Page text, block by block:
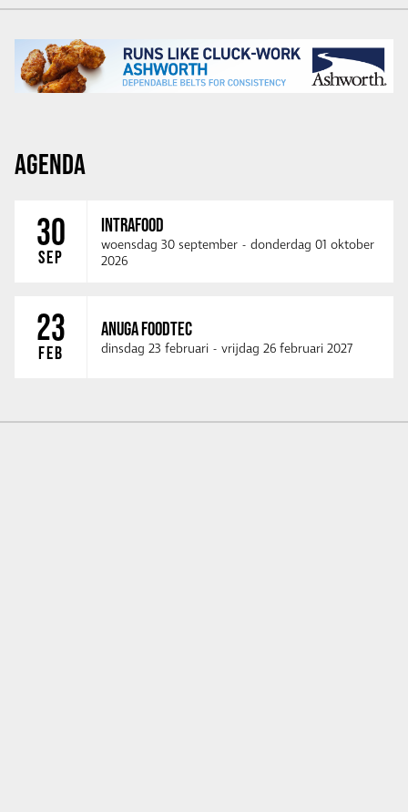
AGENDA
30
SEP
INTRAFOOD
woensdag 30 september - donderdag 01 oktober
2026
23
FEB
ANUGA FOODTEC
dinsdag 23 februari - vrijdag 26 februari 2027